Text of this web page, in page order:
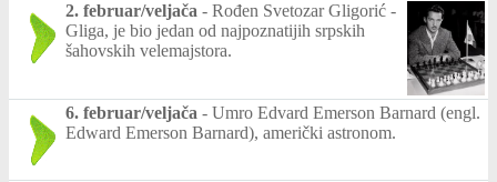
2. februar/veljača - Rođen Svetozar Gligorić -
Gliga, je bio jedan od najpoznatijih srpskih
šahovskih velemajstora.
6. februar/veljača - Umro Edvard Emerson Barnard (engl.
Edward Emerson Barnard), američki astronom.